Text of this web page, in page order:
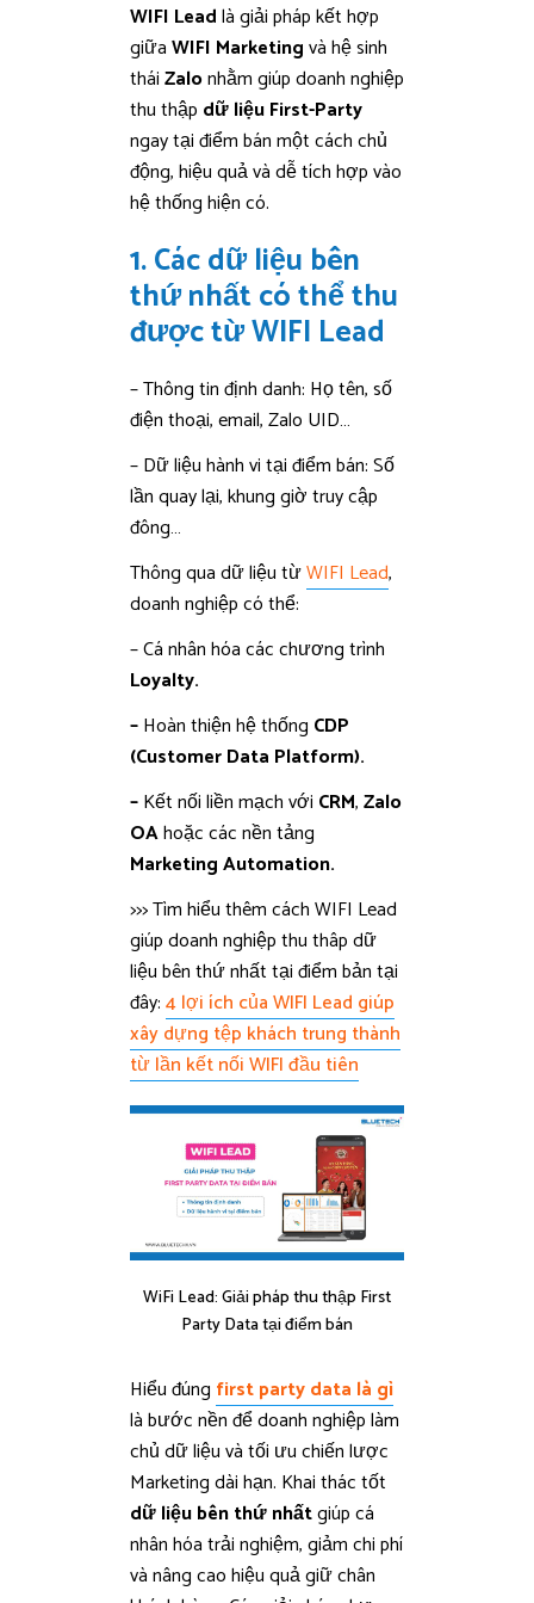
WIFI Leadlà giải pháp kết hợp
giữaWIFI Marketingvà hệ sinh
tháiZalonhằm giúp doanh nghiệp
thu thập dữ liệu First-Party
ngay tại điểm bán một cách chủ
động, hiệu quả và dễ tích hợp vào
hệ thống hiện có.
1. Các dữ liệu bên
thứ nhất có thể thu
được từ WIFI Lead
– Thông tin định danh: Họ tên, số
điện thoại, email, Zalo UID…
– Dữ liệu hành vi tại điểm bán: Số
lần quay lại, khung giờ truy cập
đông…
Thông qua dữ liệu từWIFI Lead,
doanh nghiệp có thể:
– Cá nhân hóa các chương trình
Loyalty.
–Hoàn thiện hệ thống CDP
(Customer Data Platform).
–Kết nối liền mạch với CRM,Zalo
OAhoặc các nền tảng
Marketing Automation.
>>> Tìm hiểu thêm cách WIFI Lead
giúp doanh nghiệp thu thâp dữ
liệu bên thứ nhất tại điểm bản tại
đây:4 lợi ích của WIFI Lead giúp
xây dựng tệp khách trung thành
từ lần kết nối WIFI đầu tiên
WiFi Lead: Giải pháp thu thập First
Party Data tại điểm bán
Hiểu đúng first party data là gì
là bước nền để doanh nghiệp làm
chủ dữ liệu và tối ưu chiến lược
Marketing dài hạn. Khai thác tốt
dữ liệu bên thứ nhấtgiúp cá
nhân hóa trải nghiệm, giảm chi phí
và nâng cao hiệu quả giữ chân